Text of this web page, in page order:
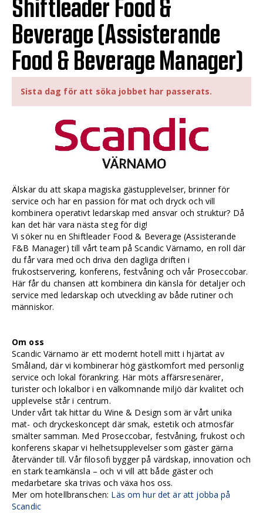
Shiftleader Food &
Beverage (Assisterande
Food & Beverage Manager)
Sista dag för att söka jobbet har passerats.
Älskar du att skapa magiska gästupplevelser, brinner för
service och har en passion för mat och dryck och vill
kombinera operativt ledarskap med ansvar och struktur? Då
kan det här vara nästa steg för dig!
Vi söker nu en Shiftleader Food & Beverage (Assisterande
F&B Manager) till vårt team på Scandic Värnamo, en roll där
du får vara med och driva den dagliga driften i
frukostservering, konferens, festvåning och vår Proseccobar.
Här får du chansen att kombinera din känsla för detaljer och
service med ledarskap och utveckling av både rutiner och
människor.
Om oss
Scandic Värnamo är ett modernt hotell mitt i hjärtat av
Småland, där vi kombinerar hög gästkomfort med personlig
service och lokal förankring. Här möts affärsresenärer,
turister och lokalbor i en välkomnande miljö där kvalitet och
upplevelse står i centrum.
Under vårt tak hittar du Wine & Design som är vårt unika
mat- och dryckeskoncept där smak, estetik och atmosfär
smälter samman. Med Proseccobar, festvåning, frukost och
konferens skapar vi helhetsupplevelser som gäster gärna
återvänder till. Vår filosofi bygger på värdskap, innovation och
en stark teamkänsla – och vi vill att både gäster och
medarbetare ska trivas och växa hos oss.
Mer om hotellbranschen: Läs om hur det är att jobba på
Scandic